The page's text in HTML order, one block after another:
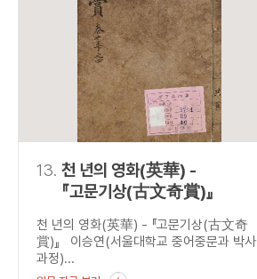
13. 천 년의 영화(英華) -
『고문기상(古文奇賞)』
천 년의 영화(英華) - 『고문기상(古文奇
賞)』 이승연(서울대학교 중어중문과 박사
과정)...